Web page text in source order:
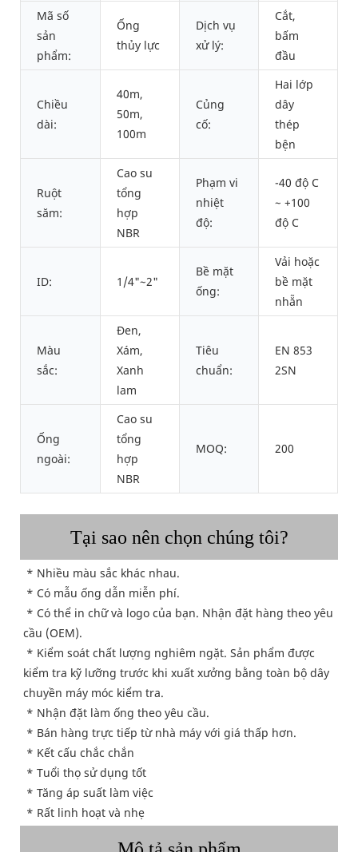
Mã số
sản
phẩm:
Ống
thủy lực
Dịch vụ
xử lý:
Cắt,
bấm
đầu
Chiều
dài:
40m,
50m,
100m
Củng
cố:
Hai lớp
dây
thép
bện
Ruột
săm:
Cao su
tổng
hợp
NBR
Phạm vi
nhiệt
độ:
-40 độ C
~ +100
độ C
ID: 1/4"~2"
Bề mặt
ống:
Vải hoặc
bề mặt
nhẵn
Màu
sắc:
Đen,
Xám,
Xanh
lam
Tiêu
chuẩn:
EN 853
2SN
Ống
ngoài:
Cao su
tổng
hợp
NBR
MOQ: 200
Tại sao nên chọn chúng tôi?
* Nhiều màu sắc khác nhau.
* Có mẫu ống dẫn miễn phí.
cầu (OEM).
kiểm tra kỹ lưỡng trước khi xuất xưởng bằng toàn bộ dây
chuyền máy móc kiểm tra.
* Nhận đặt làm ống theo yêu cầu.
* Bán hàng trực tiếp từ nhà máy với giá thấp hơn.
* Kết cấu chắc chắn
* Tuổi thọ sử dụng tốt
* Tăng áp suất làm việc
* Rất linh hoạt và nhẹ